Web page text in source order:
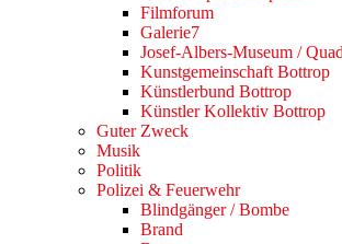
Filmforum
Galerie7
Josef-Albers-Museum /
Kunstgemeinschaft Bottrop
Künstlerbund Bottrop
Künstler Kollektiv Bottrop
Guter Zweck
Musik
Politik
Polizei & Feuerwehr
Blindgänger / Bombe
Brand